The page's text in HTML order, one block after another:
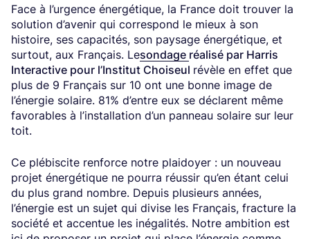
Face à l’urgence énergétique, la France doit trouver la
solution d’avenir qui correspond le mieux à son
histoire, ses capacités, son paysage énergétique, et
surtout, aux Français. Lesondage réalisé par Harris
Interactive pour l’Institut Choiseul révèle en effet que
plus de 9 Français sur 10 ont une bonne image de
l’énergie solaire. 81% d’entre eux se déclarent même
favorables à l’installation d’un panneau solaire sur leur
toit.
Ce plébiscite renforce notre plaidoyer : un nouveau
projet énergétique ne pourra réussir qu’en étant celui
du plus grand nombre. Depuis plusieurs années,
l’énergie est un sujet qui divise les Français, fracture la
société et accentue les inégalités. Notre ambition est